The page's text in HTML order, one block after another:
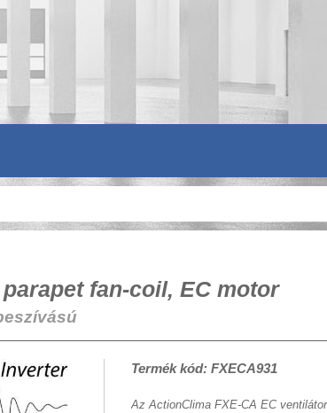
fan-coil, EC motor
Termék kód: FXECA931
Az ActionClima FXE-CA EC